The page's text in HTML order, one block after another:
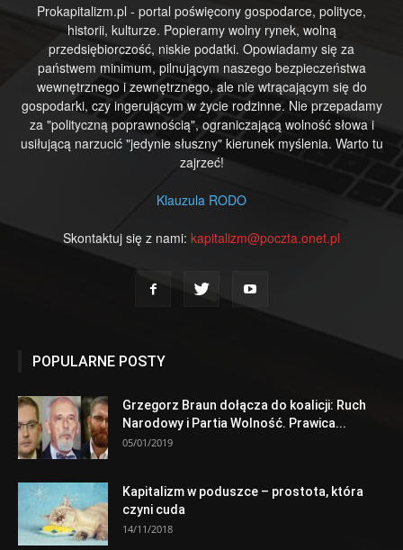
Prokapitalizm.pl - portal poświęcony gospodarce, polityce,
historii, kulturze. Popieramy wolny rynek, wolną
przedsiębiorczość, niskie podatki. Opowiadamy się za
państwem minimum, pilnującym naszego bezpieczeństwa
wewnętrznego i zewnętrznego, ale nie wtrącającym się do
gospodarki, czy ingerującym w życie rodzinne. Nie przepadamy
za "polityczną poprawnością", ograniczającą wolność słowa i
usiłującą narzucić "jedynie słuszny" kierunek myślenia. Warto tu
zajrzeć!
Klauzula RODO
Skontaktuj się z nami: kapitalizm@poczta.onet.pl
POPULARNE POSTY
Grzegorz Braun dołącza do koalicji: Ruch
Narodowy i Partia Wolność. Prawica...
05/01/2019
Kapitalizm w poduszce – prostota, która
czyni cuda
14/11/2018